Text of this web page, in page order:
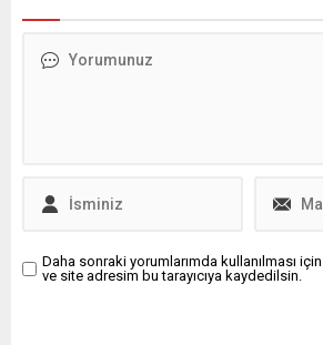
üzerine, "Bu sürecin, bu
Daha sonraki yorumlarımda kullanılması
ve site adresim bu tarayıcıya kaydedilsin.